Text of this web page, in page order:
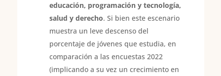
educación, programación y tecnología,
salud y derecho. Si bien este escenario
muestra un leve descenso del
porcentaje de jóvenes que estudia, en
comparación a las encuestas 2022
(implicando a su vez un crecimiento en